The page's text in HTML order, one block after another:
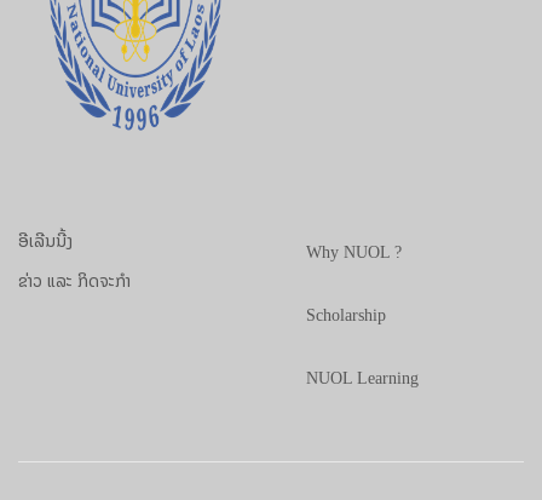
ອີເລີນນີ້ງ
ຂ່າວ ແລະ ກິດຈະກຳ
Why NUOL ?
Scholarship
NUOL Learning